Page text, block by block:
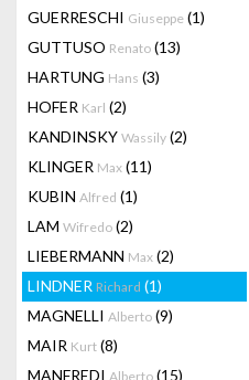
GUERRESCHI Giuseppe (1)
GUTTUSO Renato (13)
HARTUNG Hans (3)
HOFER Karl (2)
KANDINSKY Wassily (2)
KLINGER Max (11)
KUBIN Alfred (1)
LAM Wifredo (2)
LIEBERMANN Max (2)
LINDNER Richard (1)
MAGNELLI Alberto (9)
MAIR Kurt (8)
MANFREDI Alberto (15)